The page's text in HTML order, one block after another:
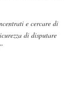
e cercare di
di disputare